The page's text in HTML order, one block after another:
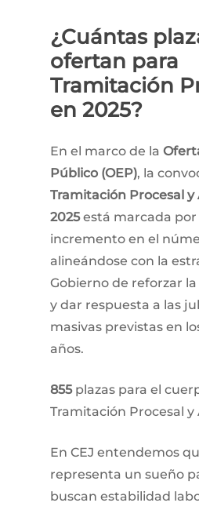
¿Cuántas
ofertan para
Tramitación
en 2025?
En el marco de la
Público (OEP), la
Tramitación Procesal
2025está marcada
incremento en el
alineándose con la
Gobierno de reforzar
y dar respuesta a las
masivas previstas en
años.
855plazas para el
Tramitación Procesal
En CEJ entendemos
representa un sueño
buscan estabilidad